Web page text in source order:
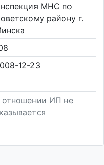
МНС по
району г.
12-23
отношении ИП не